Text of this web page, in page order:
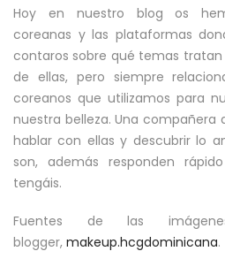
Hoy en nuestro blog os
coreanas y las plataformas
contaros sobre qué temas
de ellas, pero siempre
coreanos que utilizamos para
nuestra belleza. Una compañera
hablar con ellas y descubrir lo
son, además responden
tengáis.
Fuentes de las
blogger, makeup.hcgdominicana.